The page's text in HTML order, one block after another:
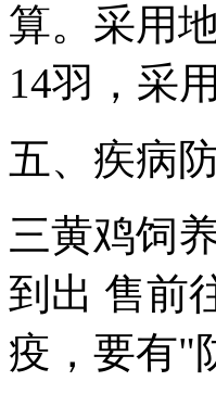
算。采用
14羽，采
五、疾病
三黄鸡饲
到出 售前
疫，要有"